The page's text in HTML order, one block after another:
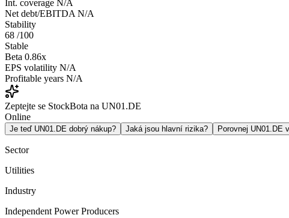
Int. coverage N/A
Net debt/EBITDA N/A
Stability
68 /100
Stable
Beta 0.86x
EPS volatility N/A
Profitable years N/A
Zeptejte se StockBota na UN01.DE
Online
Je teď UN01.DE dobrý nákup? Jaká jsou hlavní rizika? Porovnej UN01.DE
Sector
Utilities
Industry
Independent Power Producers